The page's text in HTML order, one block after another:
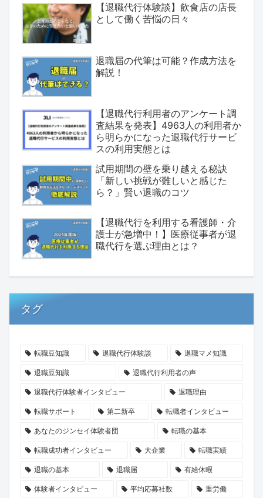
【退職代行体験談】飲食店の店長
として働く苦悩の日々
退職届の代筆は可能？作成方法を
解説！
【退職代行利用者のアンケート調
査結果を発表】4963人の利用者か
ら明らかになった退職代行サービ
スの利用実態とは
試用期間の壁を乗り越える秘訣
「新しい挑戦が難しいと感じた
ら？」賢い退職のコツ
【退職代行を利用する看護師・介
護士が急増中！】医療従事者が退
職代行を選ぶ理由とは？
タグ
転職豆知識 退職代行体験談 退職マメ知識
退職豆知識 退職代行利用者の声
退職代行体験者インタビュー 退職理由
転職サポート 第二新卒 転職者インタビュー
あなたのジンセイ体験者団 転職の基本
転職成功者インタビュー 大企業 転職実績
退職の基本 退職届 有給休暇
体験者インタビュー 平均応募社数 重労働